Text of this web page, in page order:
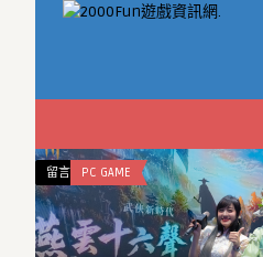
在
〈《魔
法
少
留言功能已關閉
APPS GAME